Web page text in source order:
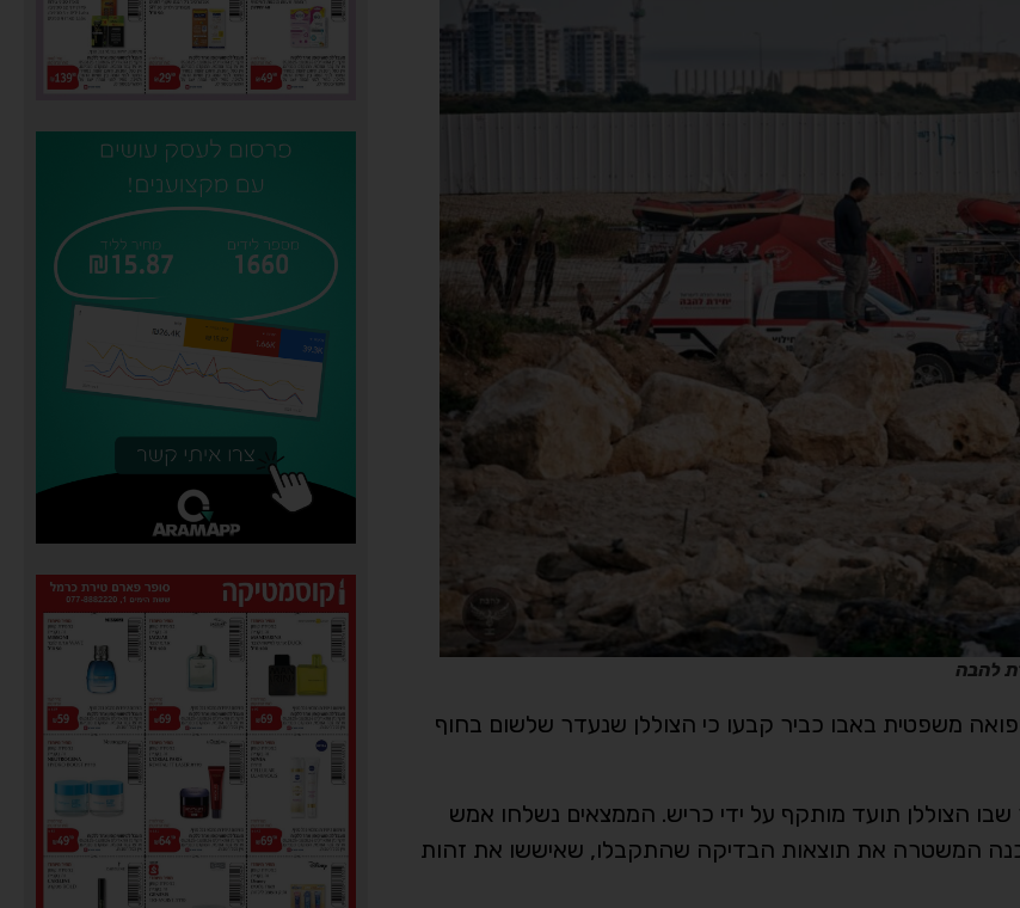
להבה
משפטית באבו כביר קבעו כי הצוללן שנעדר שלשום בחוף
הצוללן תועד מותקף על ידי כריש. הממצאים נשלחו אמש
המשטרה את תוצאות הבדיקה שהתקבלו, שאיששו את זהות